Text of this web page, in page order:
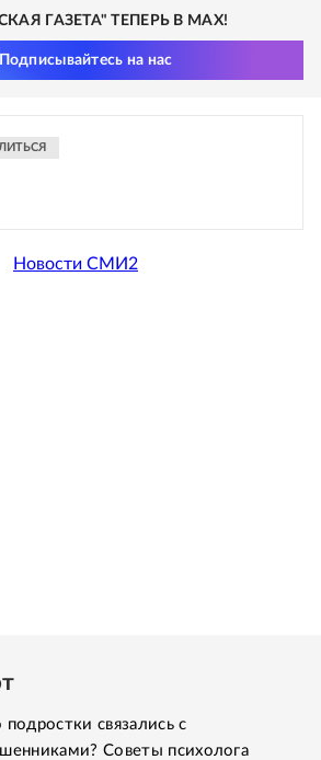
ГАЗЕТА" ТЕПЕРЬ В MAX!
на нас
Новости СМИ2
связались с
Советы психолога